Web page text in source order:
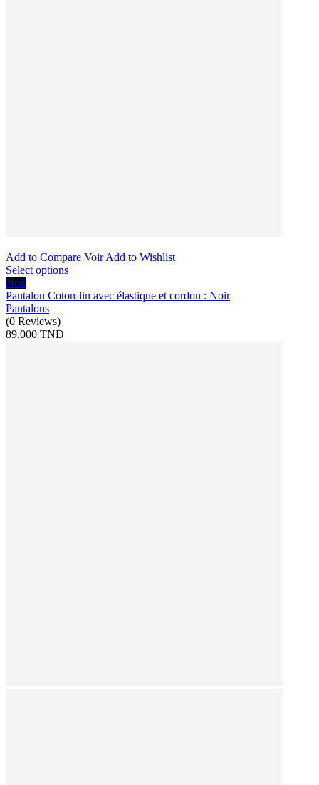
Add to Compare VoirAdd to Wishlist
Select options
Noir
Pantalon Coton-lin avec élastique et cordon : Noir
Pantalons
(0 Reviews)
89,000 TND